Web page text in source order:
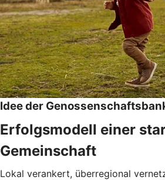
Idee der
Erfolgsmodell einer
Gemeinschaft
Lokal verankert, überregional